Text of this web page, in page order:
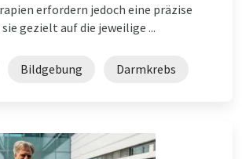
erfordern jedoch eine präzise
gezielt auf die jeweilige ...
Bildgebung Darmkrebs